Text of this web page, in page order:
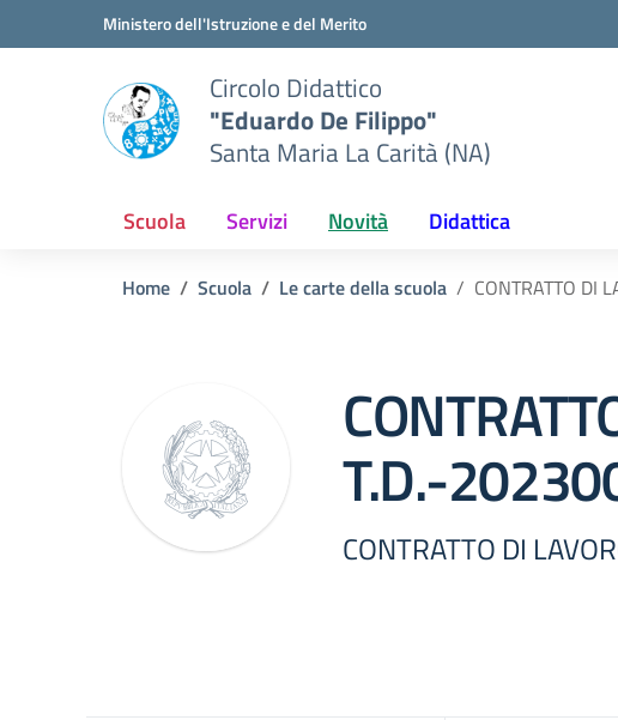
Vai ai contenuti
Vai al menu di navigazioneMinistero dell'Istruzione e del Merito
Circolo Didattico
"Eduardo De Filippo"
Santa Maria La Carità (NA)
Scuola Servizi Novità Didattica
Home Scuola Le carte della scuola CONTRATTO DI
T.D.-
CONTRATTO DI